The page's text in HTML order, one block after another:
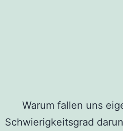
Warum fallen uns
Schwierigkeitsgrad